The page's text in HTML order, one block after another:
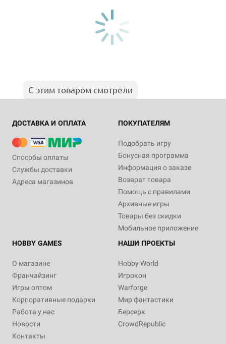
С этим товаром смотрели
ДОСТАВКА И ОПЛАТА
Способы оплаты
Службы доставки
Адреса магазинов
ПОКУПАТЕЛЯМ
Подобрать игру
Бонусная программа
Информация о заказе
Возврат товара
Помощь с правилами
Архивные игры
Товары без скидки
Мобильное приложение
HOBBY GAMES
О магазине
Франчайзинг
Игры оптом
Корпоративные подарки
Работа у нас
Новости
Контакты
НАШИ ПРОЕКТЫ
Hobby World
Игрокон
Warforge
Мир фантастики
Берсерк
CrowdRepublic